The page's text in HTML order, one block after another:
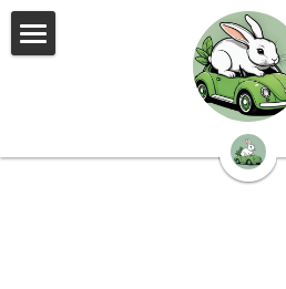
🌳株式会社 kibi🦉（トップ
📰kibi log（ブログ）
🏢会社概要・プライバシー
ストアカテ
すべてのカテゴリー
ブログカテ